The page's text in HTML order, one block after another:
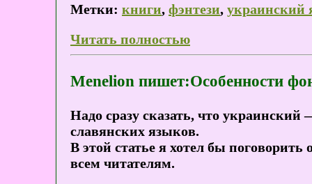
Метки: книги, фэнтези, украинский
Читать полностью
Menelion пишет:Особенности
Надо сразу сказать, что
славянских языков.
В этой статье я хотел бы
всем читателям.